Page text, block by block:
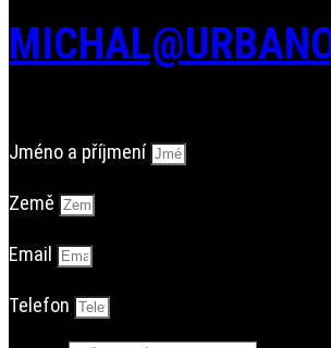
Jméno a příjmení
Země
Email
Telefon